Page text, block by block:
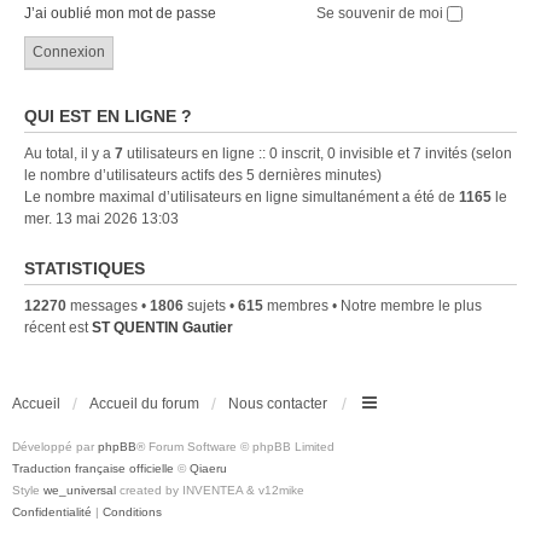
J’ai oublié mon mot de passe Se souvenir de moi
QUI EST EN LIGNE ?
Au total, il y a 7 utilisateurs en ligne :: 0 inscrit, 0 invisible et 7 invités (selon
le nombre d’utilisateurs actifs des 5 dernières minutes)
Le nombre maximal d’utilisateurs en ligne simultanément a été de 1165 le
mer. 13 mai 2026 13:03
STATISTIQUES
12270 messages • 1806 sujets • 615 membres • Notre membre le plus
récent est ST QUENTIN Gautier
Accueil Accueil du forum Nous contacter
Développé par phpBB® Forum Software © phpBB Limited
Traduction française officielle © Qiaeru
Style we_universal created by INVENTEA & v12mike
Confidentialité | Conditions